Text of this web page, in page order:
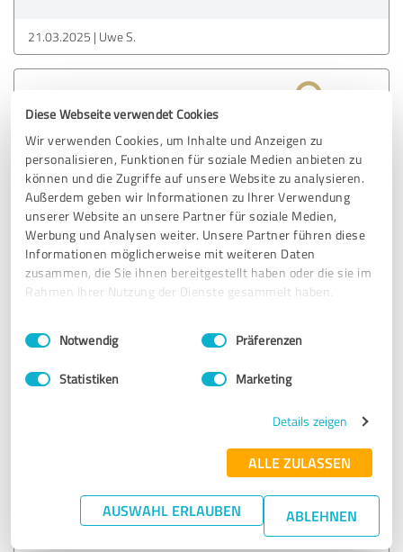
Diese Webseite verwendet Cookies
Wir verwenden Cookies, um Inhalte und Anzeigen zu
personalisieren, Funktionen für soziale Medien anbieten zu
können und die Zugriffe auf unsere Website zu analysieren.
Außerdem geben wir Informationen zu Ihrer Verwendung
unserer Website an unsere Partner für soziale Medien,
Werbung und Analysen weiter. Unsere Partner führen diese
Informationen möglicherweise mit weiteren Daten
zusammen, die Sie ihnen bereitgestellt haben oder die sie im
Rahmen Ihrer Nutzung der Dienste gesammelt haben.
Impressum Datenschutzbestimmungen
Einwilligungsauswahl
Notwendig Präferenzen
Statistiken Marketing
Details zeigen
ALLE ZULASSEN
AUSWAHL ERLAUBEN ABLEHNEN
21.03.2025 Uwe S.
SEHR GUT Empfehlung
Die Seminare von Dr. Incorvaia sind absolut zu empfehlen.
Zum Konflikmanagement ist er der richtige
Ansprechpartner. Seine Seminare sind kurzweilig, intensiv
und bringen immer einen enormen Mehrwert. Ich kann
Herrn Dr. Incorvaia wirklich empfehlen , denn bei kleinen
und großen Konflikten bringt er die Lösungen.
Erfahrungsbericht & Bewertung zu:
Leistungen von Graviton Management
SEHR GUT Empfehlung